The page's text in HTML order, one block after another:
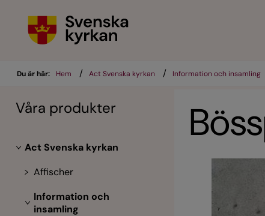
Du är här: Hem / Act Svenska kyrkan / Information och insamling
Våra produkter
Act Svenska kyrkan
Affischer
Information och
insamling